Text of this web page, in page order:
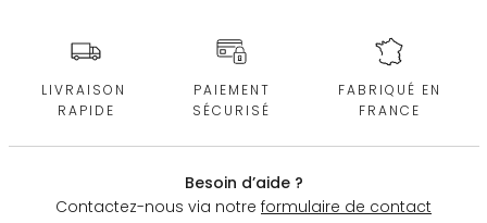
LIVRAISON
RAPIDE
PAIEMENT
SÉCURISÉ
FABRIQUÉ EN
FRANCE
Besoin d’aide ?
Contactez-nous via notre formulaire de contact